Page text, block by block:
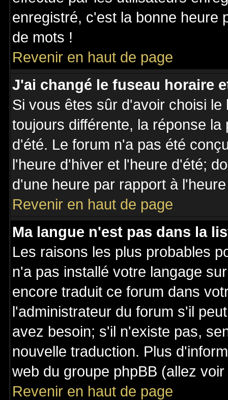
enregistré, c'est la bonne heure
de mots !
Revenir en haut de page
J'ai changé le fuseau horaire
Si vous êtes sûr d'avoir choisi
toujours différente, la réponse
d'été. Le forum n'a pas été
l'heure d'hiver et l'heure d'été;
d'une heure par rapport à
Revenir en haut de page
Ma langue n'est pas dans la
Les raisons les plus probables
n'a pas installé votre langage
encore traduit ce forum dans
l'administrateur du forum s'il
avez besoin; s'il n'existe pas,
nouvelle traduction. Plus
web du groupe phpBB (allez
Revenir en haut de page